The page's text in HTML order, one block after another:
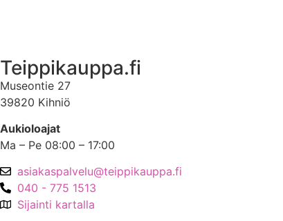
Teippikauppa.fi
Museontie 27
39820 Kihniö
Aukioloajat
Ma – Pe 08:00 – 17:00
asiakaspalvelu@teippikauppa.fi
040 - 775 1513
Sijainti kartalla